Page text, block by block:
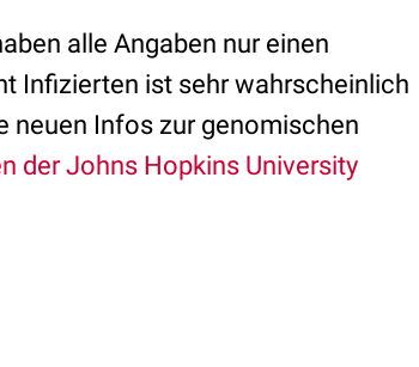
alle Angaben nur einen
Infizierten ist sehr wahrscheinlich
neuen Infos zur genomischen
der Johns Hopkins University